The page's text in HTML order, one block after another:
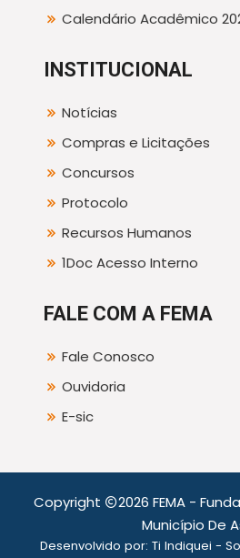
Calendário Acadêmico
INSTITUCIONAL
Notícias
Compras e Licitações
Concursos
Protocolo
Recursos Humanos
1Doc Acesso Interno
FALE COM A FEMA
Fale Conosco
Ouvidoria
E-sic
Copyright
2026 FEMA -
Município De
Desenvolvido por: Ti Indiquei -